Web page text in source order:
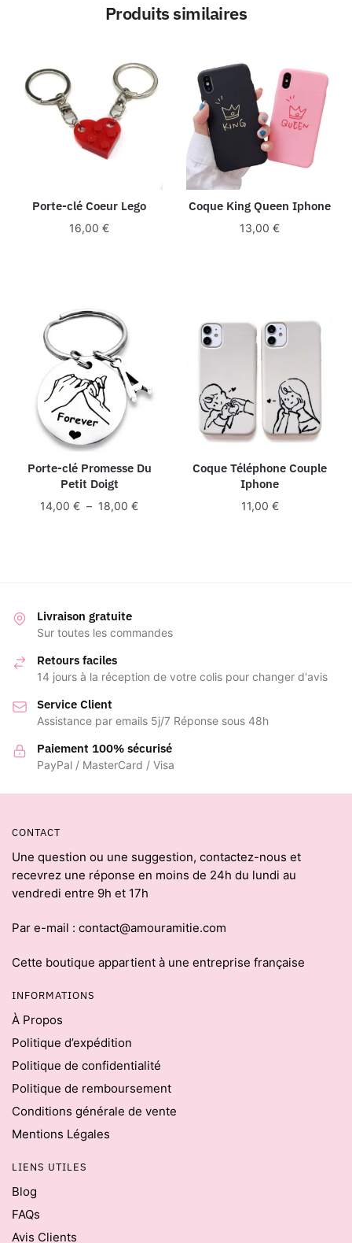
Produits similaires
Porte-clé Coeur Lego
16,00€
Coque King Queen Iphone
13,00€
Porte-clé Promesse Du
Petit Doigt
14,00€ – 18,00€Plage
Coque Téléphone Couple
Iphone
11,00 €
Livraison gratuite
Sur toutes les commandes
Retours faciles
14 jours à la réception de votre colis pour changer d'avis
Service Client
Assistance par emails 5j/7 Réponse sous 48h
Paiement 100% sécurisé
PayPal / MasterCard / Visa
CONTACT
Une question ou une suggestion, contactez-nous et
recevrez une réponse en moins de 24h du lundi au
vendredi entre 9h et 17h
Par e-mail : contact@amouramitie.com
Cette boutique appartient à une entreprise française
INFORMATIONS
À Propos
Politique d’expédition
Politique de confidentialité
Politique de remboursement
Conditions générale de vente
Mentions Légales
LIENS UTILES
Blog
FAQs
Avis Clients